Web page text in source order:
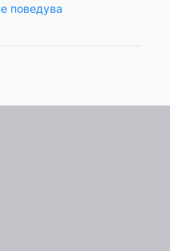
поведува